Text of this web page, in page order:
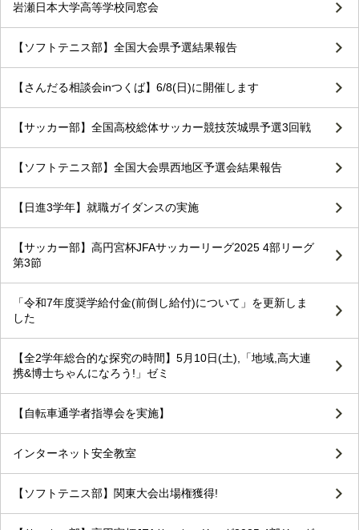
岩瀬日本大学高等学校同窓会
【ソフトテニス部】全国大会県予選結果報告
【さんだる相談会inつくば】6/8(日)に開催します
【サッカー部】全国高校総体サッカー競技茨城県予選3回戦
【ソフトテニス部】全国大会県西地区予選会結果報告
【日進3学年】就職ガイダンスの実施
【サッカー部】高円宮杯JFAサッカーリーグ2025 4部リーグ
第3節
「令和7年度奨学給付金(前倒し給付)について」を更新しま
した
【全2学年総合的な探究の時間】5月10日(土),「地域,高大連
携&博士ちゃんになろう!」ゼミ
【自転車通学者指導会を実施】
インターネット安全教室
【ソフトテニス部】関東大会出場権獲得!